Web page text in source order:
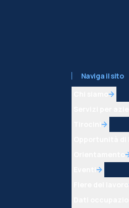
Naviga il sito